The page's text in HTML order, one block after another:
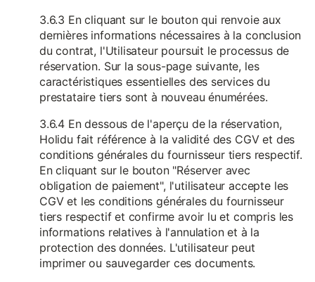
3.6.3 En cliquant sur le bouton qui renvoie aux
dernières informations nécessaires à la conclusion
du contrat, l'Utilisateur poursuit le processus de
réservation. Sur la sous-page suivante, les
caractéristiques essentielles des services du
prestataire tiers sont à nouveau énumérées.
3.6.4 En dessous de l'aperçu de la réservation,
Holidu fait référence à la validité des CGV et des
conditions générales du fournisseur tiers respectif.
En cliquant sur le bouton "Réserver avec
obligation de paiement", l'utilisateur accepte les
CGV et les conditions générales du fournisseur
tiers respectif et confirme avoir lu et compris les
informations relatives à l'annulation et à la
protection des données. L'utilisateur peut
imprimer ou sauvegarder ces documents.